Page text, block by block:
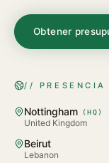
Obtener
// PRESENCIA
Nottingham ( HQ )
United Kingdom
Beirut
Lebanon